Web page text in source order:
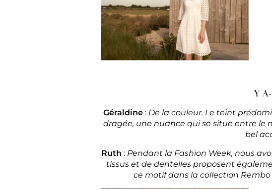
Y
Géraldine : De la couleur. Le teint
dragée, une nuance qui se situe entre le
bel
Ruth : Pendant la Fashion Week, nous
tissus et de dentelles proposent
ce motif dans la collection